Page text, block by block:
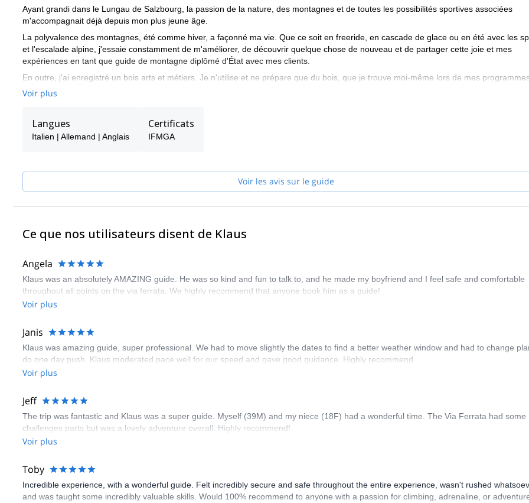
Ayant grandi dans le Lungau de Salzbourg, la passion de la nature, des montagnes et de toutes les possibilités sportives associées
m'accompagnait déjà depuis mon plus jeune âge.
La polyvalence des montagnes, été comme hiver, a façonné ma vie. Que ce soit en freeride, en cascade de glace ou en été avec les
et l'escalade alpine, j'essaie constamment de m'améliorer, de découvrir quelque chose de nouveau et de partager cette joie et mes
expériences en tant que guide de montagne diplômé d'État avec mes clients.
En outre, j'ai enregistré un bois arts et métiers. Je n'utilise et ne prépare que du bois, que je trouve moi-même lors de mes
activités et qui forme des meubles, des sculptures, des intérieurs Etudes d'architecture à Innsbruck.
Voir plus
Langues
Italien | Allemand | Anglais
Certificats
IFMGA
Voir les avis sur le guide
Ce que nos utilisateurs disent de Klaus
Angela
Klaus was an absolutely AMAZING guide. He was so kind and fun to talk to, and he made my boyfriend and I feel safe and comfortable
throughout all points on the via ferrata. We highly recommend that anyone book him as a guide!
Voir plus
Janis
Klaus was amazing guide, super professional. We had to move slightly the dates to find a better weather window and had to change
do one day push. Klaus moderated pace well for our speed and gave good guidance. Highly recommend
Voir plus
Jeff
The trip was fantastic and Klaus was a super guide. Myself (39M) and my niece (18F) had a wonderful time. The Via Ferrata had some
challenges parts but was a lovely adventure overall. Highly recommend!
Voir plus
Toby
Incredible experience, with a wonderful guide. Felt incredibly secure and safe throughout the entire experience, wasn't rushed
and was taught some incredibly valuable skills. Would 100% recommend to anyone with a passion for climbing, adrenaline, or